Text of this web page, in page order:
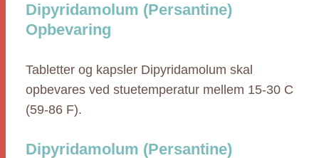
Dipyridamolum (Persantine)
Opbevaring
Tabletter og kapsler Dipyridamolum skal
opbevares ved stuetemperatur mellem 15-30 C
(59-86 F).
Dipyridamolum (Persantine)